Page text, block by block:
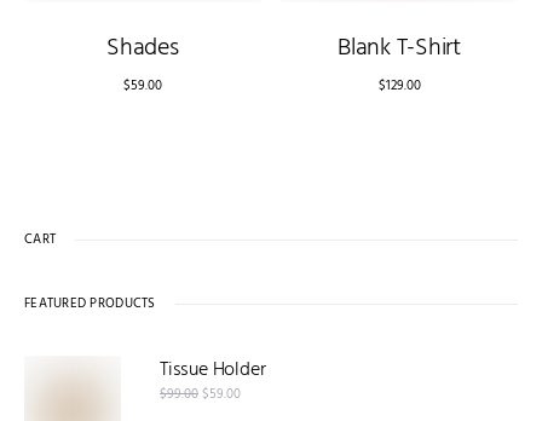
Shades
$59.00
Blank T-Shirt
$129.00
CART
FEATURED PRODUCTS
Tissue Holder
$99.00$59.00